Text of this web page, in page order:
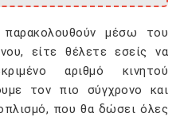
μέσω του
είτε θέλετε εσείς να
αριθμό κινητού
τον πιο σύγχρονο και
που θα δώσει όλες